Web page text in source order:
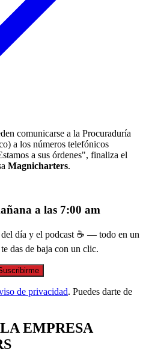
comunicarse a la Procuraduría
a los números telefónicos
a sus órdenes", finaliza el
Magnicharters.
a las 7:00 am
día y el podcast ☕ — todo en un
das de baja con un clic.
de privacidad. Puedes darte de
EMPRESA